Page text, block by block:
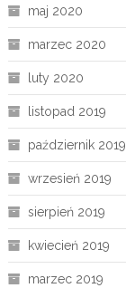
maj 2020
marzec 2020
luty 2020
listopad 2019
październik 2019
wrzesień 2019
sierpień 2019
kwiecień 2019
marzec 2019